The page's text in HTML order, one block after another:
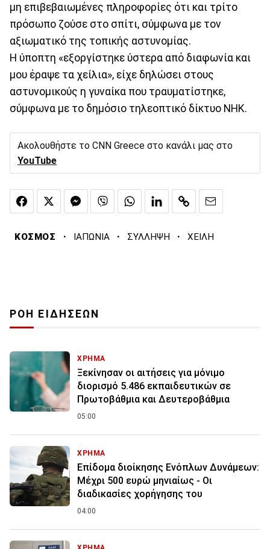
μη επιβεβαιωμένες πληροφορίες ότι και τρίτο
πρόσωπο ζούσε στο σπίτι, σύμφωνα με τον
αξιωματικό της τοπικής αστυνομίας.
Η ύποπτη «εξοργίστηκε ύστερα από διαφωνία και
μου έραψε τα χείλια», είχε δηλώσει στους
αστυνομικούς η γυναίκα που τραυματίστηκε,
σύμφωνα με το δημόσιο τηλεοπτικό δίκτυο NHK.
Ακολουθήστε το CNN Greece στο κανάλι μας στο
YouTube
ΚΟΣΜΟΣ · ΙΑΠΩΝΙΑ · ΣΥΛΛΗΨΗ · ΧΕΙΛΗ
ΡΟΗ ΕΙΔΗΣΕΩΝ
ΧΡΗΜΑ
Ξεκίνησαν οι αιτήσεις για μόνιμο
διορισμό 5.486 εκπαιδευτικών σε
Πρωτοβάθμια και Δευτεροβάθμια
05:00
ΧΡΗΜΑ
Επίδομα διοίκησης Ενόπλων Δυνάμεων:
Μέχρι 500 ευρώ μηνιαίως - Οι
διαδικασίες χορήγησης του
04:00